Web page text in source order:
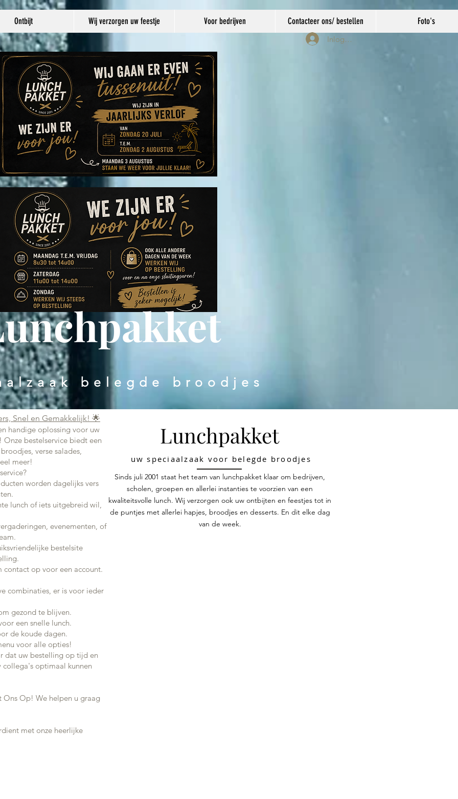
Ontbijt Wij verzorgen uw feestje Voor bedrijven Contacteer ons/ bestellen Foto's
Inloggen
belegde broodjes
Lunchpakket
uw speciaalzaak voor belegde broodjes
Sinds juli 2001 staat het team van lunchpakket klaar om bedrijven,
scholen, groepen en allerlei instanties te voorzien van een
kwaliteitsvolle lunch. Wij verzorgen ook uw ontbijten en feestjes tot in
de puntjes met allerlei hapjes, broodjes en desserts. En dit elke dag
van de week.
Snel en Gemakkelijk! 🌟
handige oplossing voor uw
bestelservice biedt een
verse salades,
meer!
worden dagelijks vers
lunch of iets uitgebreid wil,
evenementen, of
bestelsite
contact op voor een account.
combinaties, er is voor ieder
gezond te blijven.
een snelle lunch.
de koude dagen.
voor alle opties!
dat uw bestelling op tijd en
optimaal kunnen
Op! We helpen u graag
met onze heerlijke